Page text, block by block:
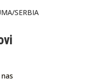
SERBIA